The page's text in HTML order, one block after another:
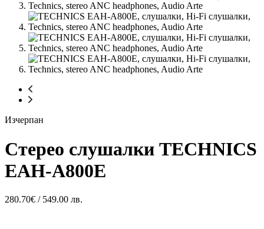
Изчерпан
Стерео слушалки TECHNICS
EAH-A800E
280.70€ / 549.00 лв.